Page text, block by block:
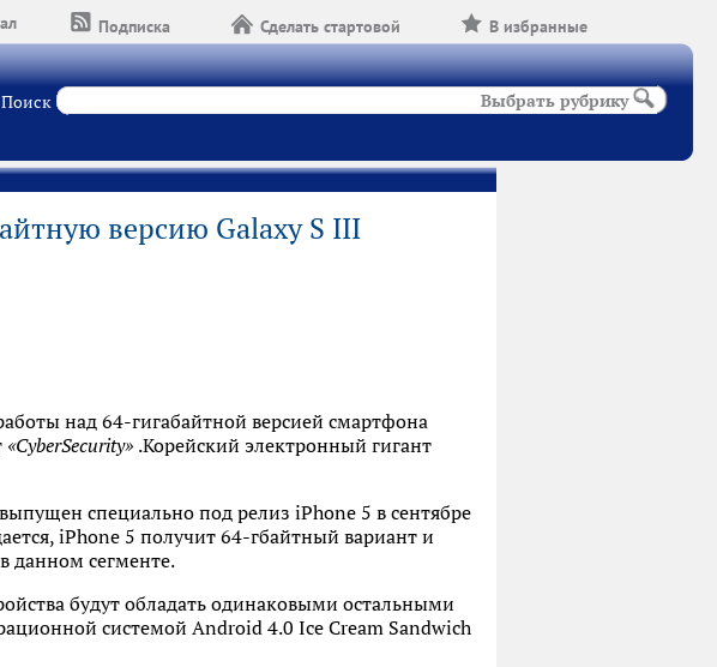
В избранные
Сделать стартовой
Подписка
Поиск Выбрать рубрику
версию Galaxy S III
над 64-гигабайтной версией смартфона
«CyberSecurity» .Корейский электронный гигант
специально под релиз iPhone 5 в сентябре
iPhone 5 получит 64-гбайтный вариант и
данном сегменте.
будут обладать одинаковыми остальными
системой Android 4.0 Ice Cream Sandwich